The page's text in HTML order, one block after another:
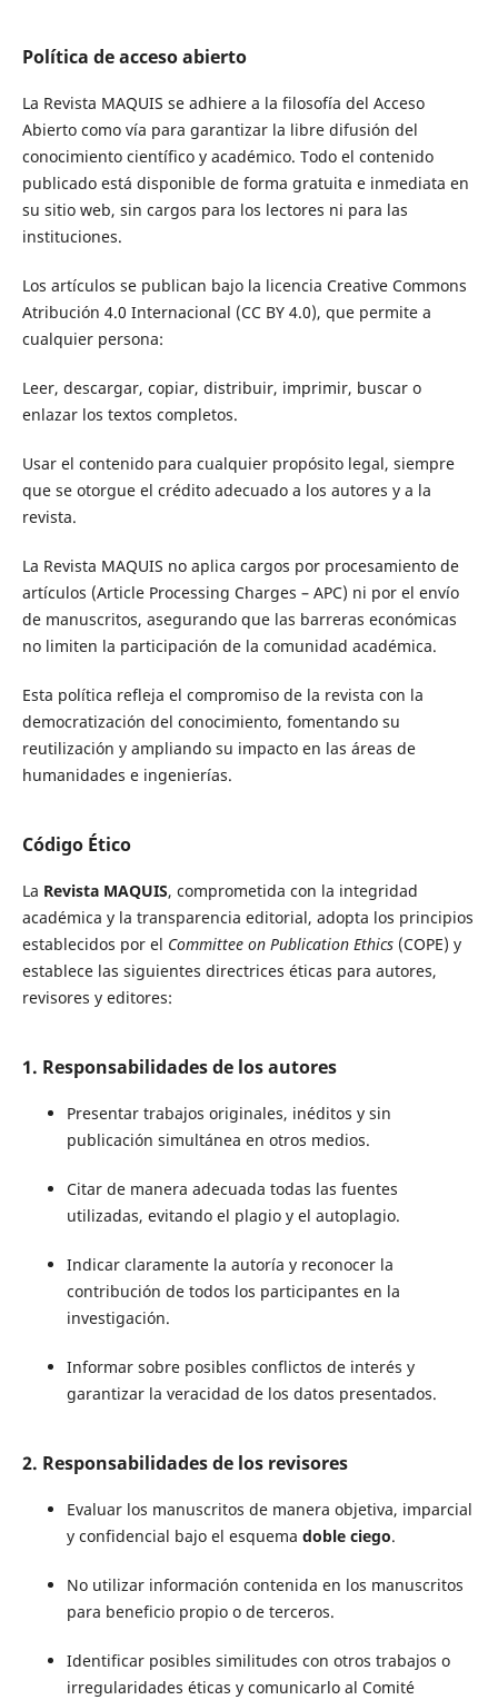
Política de acceso abierto
La Revista MAQUIS se adhiere a la filosofía del Acceso
Abierto como vía para garantizar la libre difusión del
conocimiento científico y académico. Todo el contenido
publicado está disponible de forma gratuita e inmediata en
su sitio web, sin cargos para los lectores ni para las
instituciones.
Los artículos se publican bajo la licencia Creative Commons
Atribución 4.0 Internacional (CC BY 4.0), que permite a
cualquier persona:
Leer, descargar, copiar, distribuir, imprimir, buscar o
enlazar los textos completos.
Usar el contenido para cualquier propósito legal, siempre
que se otorgue el crédito adecuado a los autores y a la
revista.
La Revista MAQUIS no aplica cargos por procesamiento de
artículos (Article Processing Charges – APC) ni por el envío
de manuscritos, asegurando que las barreras económicas
no limiten la participación de la comunidad académica.
Esta política refleja el compromiso de la revista con la
democratización del conocimiento, fomentando su
reutilización y ampliando su impacto en las áreas de
humanidades e ingenierías.
Código Ético
La Revista MAQUIS, comprometida con la integridad
académica y la transparencia editorial, adopta los principios
establecidos por el Committee on Publication Ethics(COPE) y
establece las siguientes directrices éticas para autores,
revisores y editores:
1. Responsabilidades de los autores
Presentar trabajos originales, inéditos y sin
publicación simultánea en otros medios.
Citar de manera adecuada todas las fuentes
utilizadas, evitando el plagio y el autoplagio.
Indicar claramente la autoría y reconocer la
contribución de todos los participantes en la
investigación.
Informar sobre posibles conflictos de interés y
garantizar la veracidad de los datos presentados.
2. Responsabilidades de los revisores
Evaluar los manuscritos de manera objetiva, imparcial
y confidencial bajo el esquema doble ciego.
No utilizar información contenida en los manuscritos
para beneficio propio o de terceros.
Identificar posibles similitudes con otros trabajos o
irregularidades éticas y comunicarlo al Comité